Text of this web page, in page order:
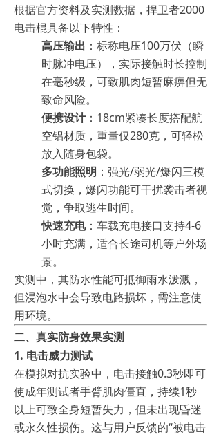
根据官方资料及实测数据，捍卫者2000
电击棍具备以下特性：
高压输出 ：标称电压100万伏（瞬
时脉冲电压），实际接触时长控制
在毫秒级，可致肌肉短暂麻痹但无
致命风险。
便携设计：18cm紧凑长度搭配航
空铝材质，重量仅280克，可轻松
放入随身包袋。
多功能照明 ：强光/弱光/爆闪三模
式切换，爆闪功能可干扰袭击者视
觉，争取逃生时间。
快速充电：车载充电接口支持4-6
小时充满，适合长途司机等户外场
景。
实测中，其防水性能可抵御雨水泼溅，
但浸泡水中会导致电路损坏，需注意使
用环境。
二、真实防身效果实测
1. 电击威力测试
在模拟对抗实验中，电击接触0.3秒即可
使成年测试者手臂肌肉僵直，持续1秒
以上可致全身短暂失力，但未出现昏迷
或永久性损伤。这与用户反馈的“被电击